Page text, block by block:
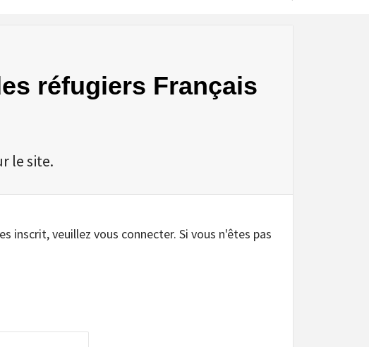
réfugiers Français
le site.
inscrit, veuillez vous connecter. Si vous n'êtes pas